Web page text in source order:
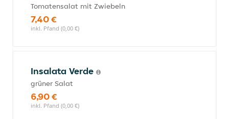
Tomatensalat mit Zwiebeln
7,40 €
inkl. Pfand (0,00 €)
Insalata Verde
grüner Salat
6,90 €
inkl. Pfand (0,00 €)